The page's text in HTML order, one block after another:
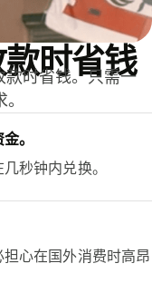
时省钱
时省钱。只需一
。
秒钟内兑换。
心在国外消费时高昂